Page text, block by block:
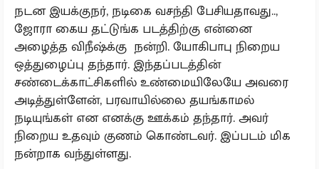
நடன இயக்குநர், நடிகை வசந்தி பேசியதாவது..,
ஜோரா கைய தட்டுங்க படத்திற்கு என்னை
அழைத்த விநீஷ்க்கு நன்றி. யோகிபாபு நிறைய
ஒத்துழைப்பு தந்தார். இந்தப்படத்தின்
சண்டைக்காட்சிகளில் உண்மையிலேயே அவரை
அடித்துள்ளேன், பரவாயில்லை தயங்காமல்
நடியுங்கள் என எனக்கு ஊக்கம் தந்தார். அவர்
நிறைய உதவும் குணம் கொண்டவர். இப்படம் மிக
நன்றாக வந்துள்ளது.